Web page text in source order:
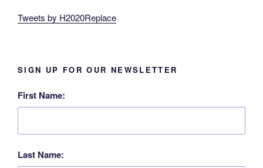
Tweets by H2020Replace
SIGN UP FOR OUR NEWSLETTER
First Name:
Last Name: